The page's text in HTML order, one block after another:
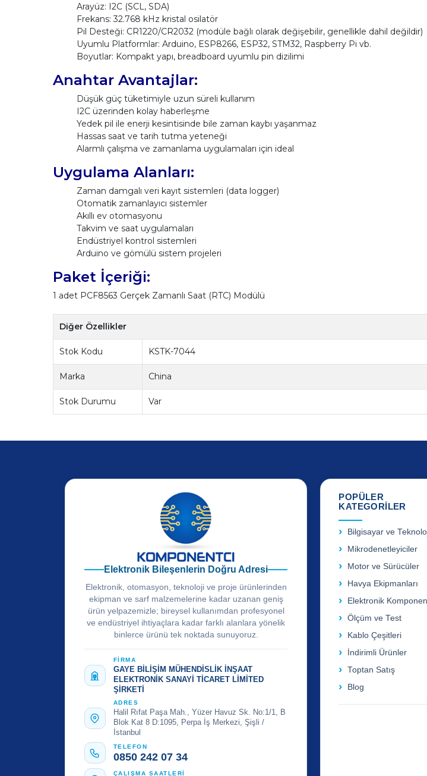
Arayüz: I2C (SCL, SDA)
Frekans: 32.768 kHz kristal osilatör
Pil Desteği: CR1220/CR2032 (modüle bağlı olarak değişebilir, genellikle dahil değildir)
Uyumlu Platformlar: Arduino, ESP8266, ESP32, STM32, Raspberry Pi vb.
Boyutlar: Kompakt yapı, breadboard uyumlu pin dizilimi
Anahtar Avantajlar:
Düşük güç tüketimiyle uzun süreli kullanım
I2C üzerinden kolay haberleşme
Yedek pil ile enerji kesintisinde bile zaman kaybı yaşanmaz
Hassas saat ve tarih tutma yeteneği
Alarmlı çalışma ve zamanlama uygulamaları için ideal
Uygulama Alanları:
Zaman damgalı veri kayıt sistemleri (data logger)
Otomatik zamanlayıcı sistemler
Akıllı ev otomasyonu
Takvim ve saat uygulamaları
Endüstriyel kontrol sistemleri
Arduino ve gömülü sistem projeleri
Paket İçeriği:
1 adet PCF8563 Gerçek Zamanlı Saat (RTC) Modülü
Diğer Özellikler
Stok Kodu KSTK-7044
Marka China
Stok Durumu Var
Elektronik Bileşenlerin Doğru Adresi
Elektronik, otomasyon, teknoloji ve proje ürünlerinden
ekipman ve sarf malzemelerine kadar uzanan geniş
ürün yelpazemizle; bireysel kullanımdan profesyonel
ve endüstriyel ihtiyaçlara kadar farklı alanlara yönelik
binlerce ürünü tek noktada sunuyoruz.
FİRMA
GAYE BİLİŞİM MÜHENDİSLİK İNŞAAT
ELEKTRONİK SANAYİ TİCARET LİMİTED
ŞİRKETİ
ADRES
Halil Rıfat Paşa Mah., Yüzer Havuz Sk. No:1/1, B
Blok Kat 8 D:1095, Perpa İş Merkezi, Şişli /
İstanbul
TELEFON
0850 242 07 34
ÇALIŞMA SAATLERİ
POPÜLER
KATEGORİLER
Bilgisayar ve
Mikrodenetleyiciler
Motor ve Sürücüler
Havya Ekipmanları
Elektronik
Ölçüm ve Test
Kablo Çeşitleri
İndirimli Ürünler
Toptan Satış
Blog